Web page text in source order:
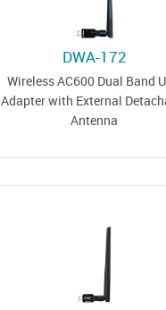
DWA-172
Wireless AC600 Dual Band
Adapter with External
Antenna